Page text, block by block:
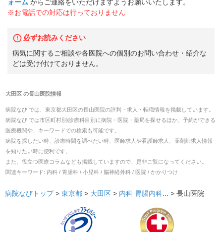
ォーム からご連絡をいただけますようお願いいたします。
※お電話での対応は行っておりません
必ずお読みください
病気に関するご相談や各医院への個別のお問い合わせ・紹介な
どは受け付けておりません。
大田区の長山医院情報
病院なび では、 東京都大田区の長山医院の評判・求人・転職情報を掲載しています。
病院なび では市区町村別/診療科目別に病院・医院・薬局を探せるほか、予約ができる
医療機関や、キーワードでの検索も可能です。
病院を探したい時、診療時間を調べたい時、医師求人や看護師求人、薬剤師求人情報
を知りたい時に便利です。
また、役立つ医療コラムなども掲載していますので、是非ご覧になってください。
関連キーワード: 内科 / 胃腸科 / 小児科 / 脳神経外科 / 医院 / かかりつけ
病院なびトップ> 東京都 > 大田区 > 内科 胃腸内科 ... > 長山医院